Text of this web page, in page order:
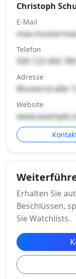
Christoph
E-Mail
Telefon
030 123 456 789
Adresse
Musterstraße
Website
Erhalten Sie
Beschlüssen,
Sie Watchlists.